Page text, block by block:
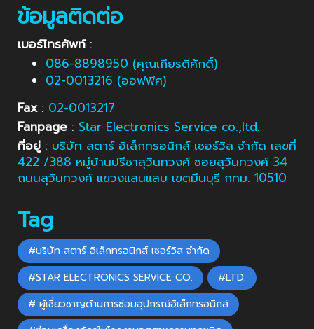
ข้อมูลติดต่อ
เบอร์โทรศัพท์:
086-8898950 (คุณเกียรติศักดิ์)
02-0013216 (ออฟฟิศ)
Fax: 02-0013217
Fanpage : Star Electronics Service co.,ltd.
ที่อยู่: บริษัท สตาร์ อิเล็กทรอนิกส์ เซอร์วิส จำกัด เลขที่
422 /388 หมู่บ้านปรีชาสุวินทวงศ์ ซอยสุวินทวงศ์ 34
ถนนสุวินทวงศ์ แขวงแสนแสบ เขตมีนบุรี กทม. 10510
Tag
#บริษัท สตาร์ อิเล็กทรอนิกส์ เซอร์วิส จำกัด
#STAR ELECTRONICS SERVICE CO.
#LTD.
# ผู้เชี่ยวชาญด้านการซ่อมอุปกรณ์อิเล็กทรอนิกส์